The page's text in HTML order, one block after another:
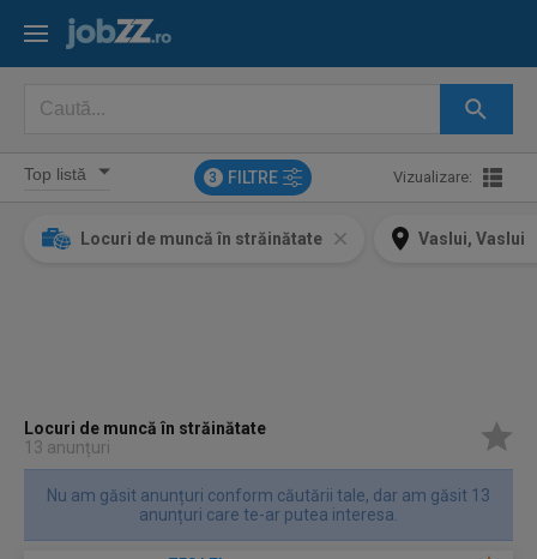
3 FILTRE Vizualizare:
Locuri de muncă în străinătate Vaslui, Vaslui
Locuri de muncă în străinătate
13 anunțuri
Nu am găsit anunțuri conform căutării tale, dar am găsit 13
anunțuri care te-ar putea interesa.